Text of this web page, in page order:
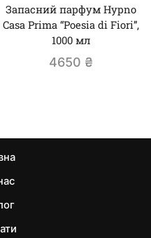
Запасний парфум Hypno
Casa Prima “Poesia di Fiori”,
1000 мл
4650 ₴